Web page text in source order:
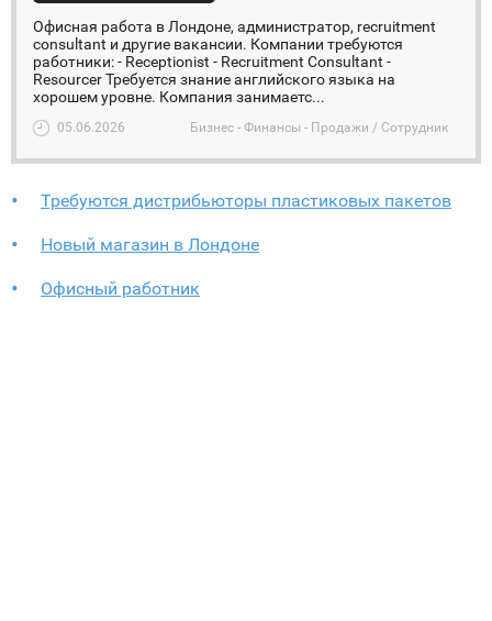
Офисная работа в Лондоне, администратор, recruitment
consultant и другие вакансии. Компании требуются
работники: - Receptionist - Recruitment Consultant -
Resourcer Требуется знание английского языка на
хорошем уровне. Компания занимаетс...
05.06.2026 Бизнес - Финансы - Продажи / Сотрудник
Требуются дистрибьюторы пластиковых пакетов
Новый магазин в Лондоне
Офисный работник